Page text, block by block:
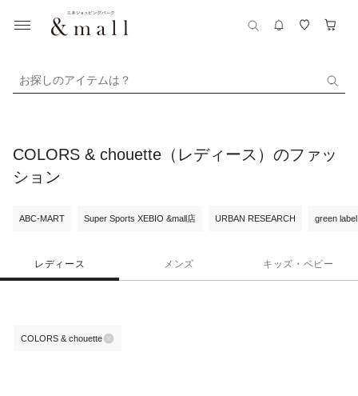
お探しのアイテムは？
COLORS & chouette（レディース）のファッ
ション
ABC-MART Super Sports XEBIO &mall店 URBAN RESEARCH green
レディース メンズ キッズ・ベビー
COLORS & chouette